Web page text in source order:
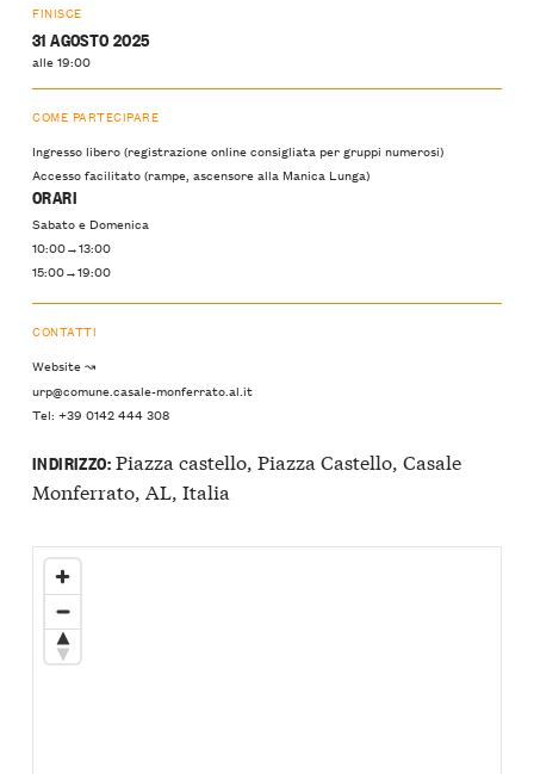
FINISCE
31 AGOSTO 2025
alle 19:00
COME PARTECIPARE
Ingresso libero (registrazione online consigliata per gruppi numerosi)
Accesso facilitato (rampe, ascensore alla Manica Lunga)
ORARI
Sabato e Domenica
10:00→13:00
15:00→19:00
CONTATTI
Website ↝
urp@comune.casale-monferrato.al.it
Tel: +39 0142 444 308
INDIRIZZO:Piazza castello, Piazza Castello, Casale
Monferrato, AL, Italia